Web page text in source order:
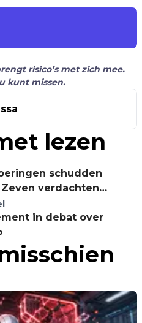
risico’s met zich mee.
kunt missen.
lezen
schudden
Zeven verdachten
in nieuwste zaak!
in debat over